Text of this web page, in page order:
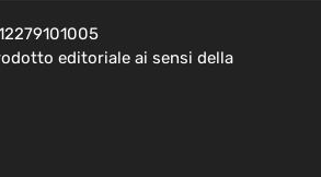
editoriale ai sensi della